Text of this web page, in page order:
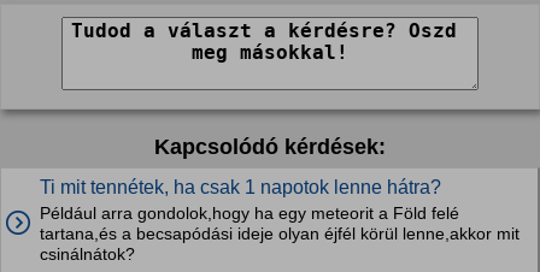
Kapcsolódó kérdések:
Ti mit tennétek, ha csak 1 napotok lenne hátra?
Például arra gondolok,hogy ha egy meteorit a Föld felé
tartana,és a becsapódási ideje olyan éjfél körül lenne,akkor mit
csinálnátok?